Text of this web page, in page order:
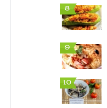
8
9
10